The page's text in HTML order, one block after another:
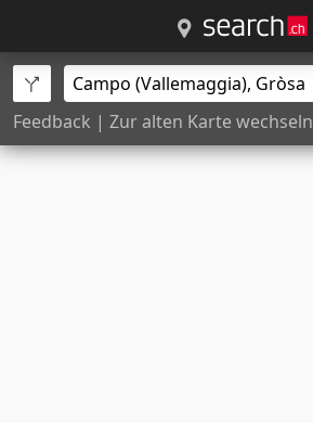
Feedback | Zur alten Karte wechseln